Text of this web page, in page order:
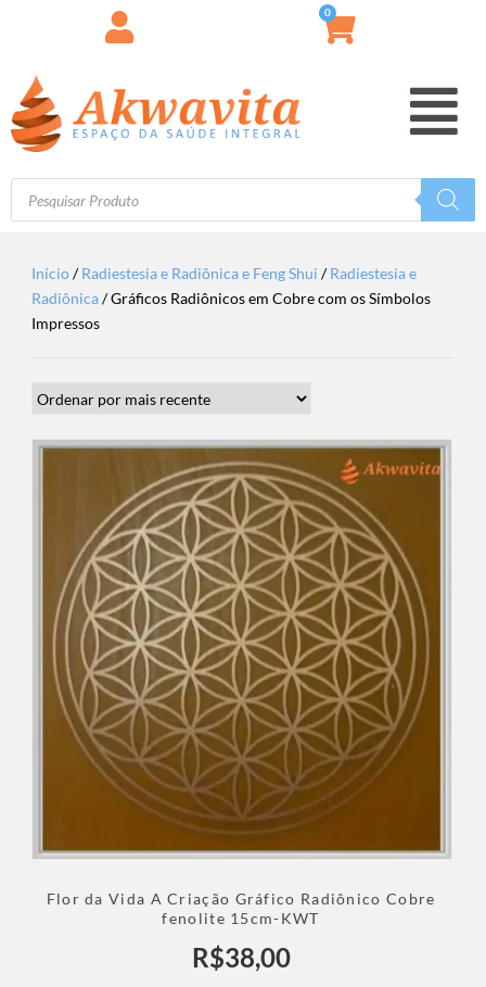
0
Início/Radiestesia e Radiônica e Feng Shui /Radiestesia e
Radiônica/ Gráficos Radiônicos em Cobre com os Símbolos
Impressos
Flor da Vida A Criação Gráfico Radiônico Cobre
fenolite 15cm-KWT
R$38,00